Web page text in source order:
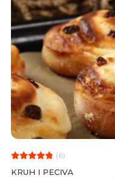
(6)
KRUH I PECIVA